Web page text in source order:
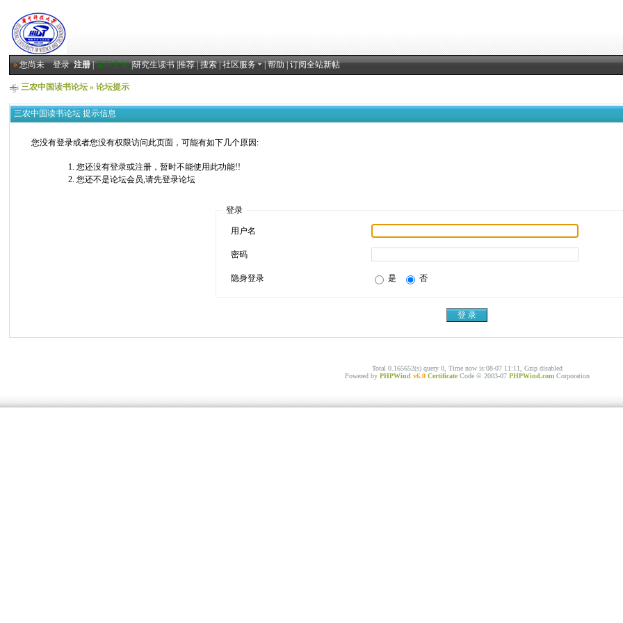
»您尚未登录 注册|返回主站|研究生读书|推荐|搜索|社区服务 |帮助|订阅全站新帖
三农中国读书论坛 » 论坛提示
三农中国读书论坛 提示信息
您没有登录或者您没有权限访问此页面，可能有如下几个原因:
您还没有登录或注册，暂时不能使用此功能!!
您还不是论坛会员,请先登录论坛
登录
用户名
密码
隐身登录 是 否
Total 0.165652(s) query 0, Time now is:08-07 11:11, Gzip disabled
Powered by PHPWind v6.0 Certificate Code © 2003-07 PHPWind.com Corporation